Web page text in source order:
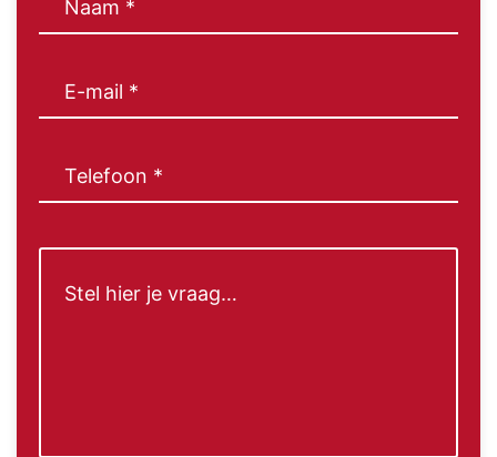
Naam
(Vereist)
mail
Telefoon
(Vereist)